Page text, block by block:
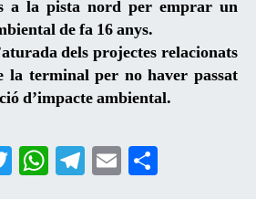
a la pista nord per emprar un
de fa 16 anys.
dels projectes relacionats
la terminal per no haver passat
d’impacte ambiental.
T W T E